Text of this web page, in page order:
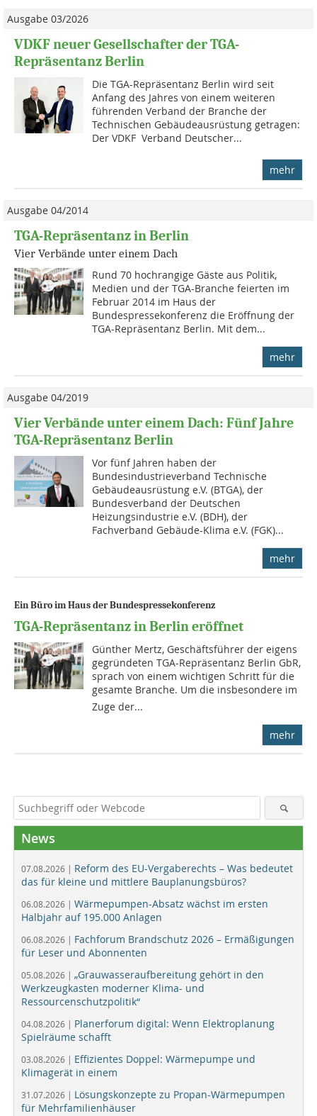
Ausgabe 03/2026
VDKF neuer Gesellschafter der TGA-
Repräsentanz Berlin
Die TGA-Repräsentanz Berlin wird seit
Anfang des Jahres von einem weiteren
führenden Verband der Branche der
Technischen Gebäudeausrüstung getragen:
Der VDKF  Verband Deutscher...
mehr
Ausgabe 04/2014
TGA-Repräsentanz in Berlin
Vier Verbände unter einem Dach
Rund 70 hochrangige Gäste aus Politik,
Medien und der TGA-Branche feierten im
Februar 2014 im Haus der
Bundespressekonferenz die Eröffnung der
TGA-Repräsentanz Berlin. Mit dem...
mehr
Ausgabe 04/2019
Vier Verbände unter einem Dach: Fünf Jahre
TGA-Repräsentanz Berlin
Vor fünf Jahren haben der
Bundesindustrieverband Technische
Gebäudeausrüstung e.V. (BTGA), der
Bundesverband der Deutschen
Heizungsindustrie e.V. (BDH), der
Fachverband Gebäude-Klima e.V. (FGK)...
mehr
Ein Büro im Haus der Bundespressekonferenz
TGA-Repräsentanz in Berlin eröffnet
Günther Mertz, Geschäftsführer der eigens
gegründeten TGA-Repräsentanz Berlin GbR,
sprach von einem wichtigen Schritt für die
gesamte Branche. Um die insbesondere im
Zuge der...
mehr
News
07.08.2026 | Reform des EU-Vergaberechts – Was bedeutet
das für kleine und mittlere Bauplanungsbüros?
06.08.2026 | Wärmepumpen-Absatz wächst im ersten
Halbjahr auf 195.000 Anlagen
06.08.2026 | Fachforum Brandschutz 2026 – Ermäßigungen
für Leser und Abonnenten
05.08.2026 | „Grauwasseraufbereitung gehört in den
Werkzeugkasten moderner Klima- und
Ressourcenschutzpolitik“
04.08.2026 | Planerforum digital: Wenn Elektroplanung
Spielräume schafft
03.08.2026 | Effizientes Doppel: Wärmepumpe und
Klimagerät in einem
31.07.2026 | Lösungskonzepte zu Propan-Wärmepumpen
für Mehrfamilienhäuser